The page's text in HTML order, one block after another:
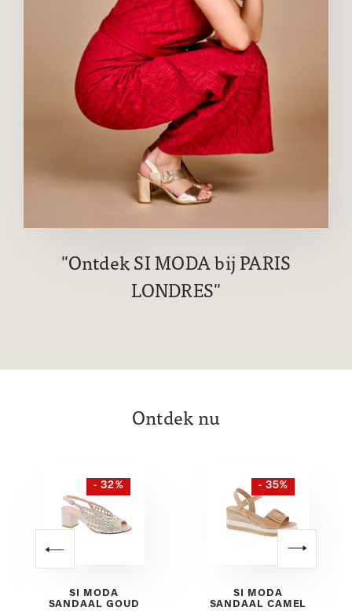
Ontdek SI MODA bij PARIS
LONDRES
Ontdek nu
- 32%
SI MODA
SANDAAL GOUD
- 35%
SI MODA
SANDAAL CAMEL